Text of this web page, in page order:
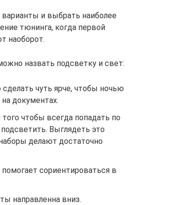
и выбрать наиболее
тюнинга, когда первой
наоборот.
назвать подсветку и свет:
чуть ярче, чтобы ночью
документах.
чтобы всегда попадать по
Выглядеть это
делают достаточно
сориентироваться в
направленна вниз.